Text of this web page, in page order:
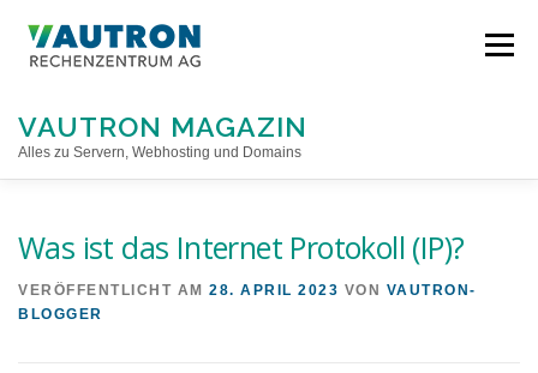
Inhalt
VAUTRON MAGAZIN
Alles zu Servern, Webhosting und Domains
Menü
Was ist das Internet Protokoll (IP)?
VERÖFFENTLICHT AM 28. APRIL 2023 VON VAUTRON-
BLOGGER